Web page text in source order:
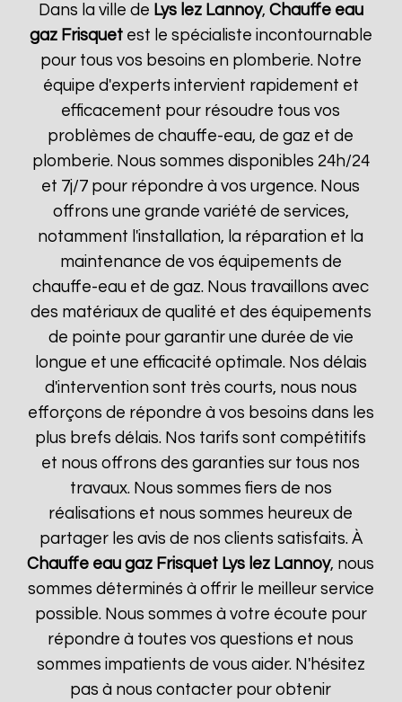
Dans la ville de Lys lez Lannoy, Chauffe eau
gaz Frisquetest le spécialiste incontournable
pour tous vos besoins en plomberie. Notre
équipe d'experts intervient rapidement et
efficacement pour résoudre tous vos
problèmes de chauffe-eau, de gaz et de
plomberie. Nous sommes disponibles 24h/24
et 7j/7 pour répondre à vos urgence. Nous
offrons une grande variété de services,
notamment l'installation, la réparation et la
maintenance de vos équipements de
chauffe-eau et de gaz. Nous travaillons avec
des matériaux de qualité et des équipements
de pointe pour garantir une durée de vie
longue et une efficacité optimale. Nos délais
d'intervention sont très courts, nous nous
efforçons de répondre à vos besoins dans les
plus brefs délais. Nos tarifs sont compétitifs
et nous offrons des garanties sur tous nos
travaux. Nous sommes fiers de nos
réalisations et nous sommes heureux de
partager les avis de nos clients satisfaits. À
Chauffe eau gaz Frisquet Lys lez Lannoy, nous
sommes déterminés à offrir le meilleur service
possible. Nous sommes à votre écoute pour
répondre à toutes vos questions et nous
sommes impatients de vous aider. N'hésitez
pas à nous contacter pour obtenir